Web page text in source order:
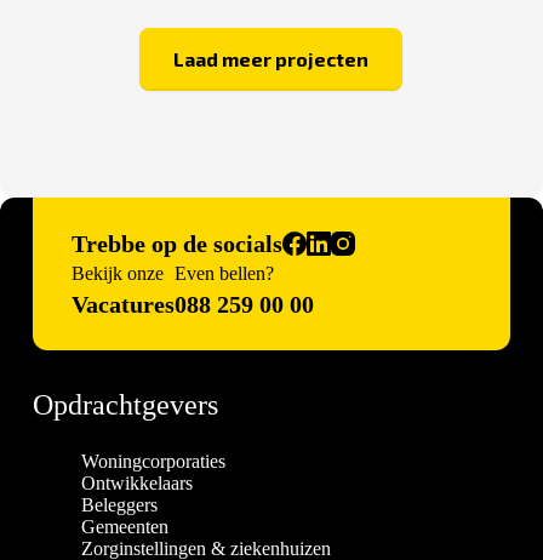
Laad meer projecten
Trebbe op de socials
Bekijk onze
Vacatures
Even bellen?
088 259 00 00
Opdrachtgevers
Woningcorporaties
Ontwikkelaars
Beleggers
Gemeenten
Zorginstellingen & ziekenhuizen